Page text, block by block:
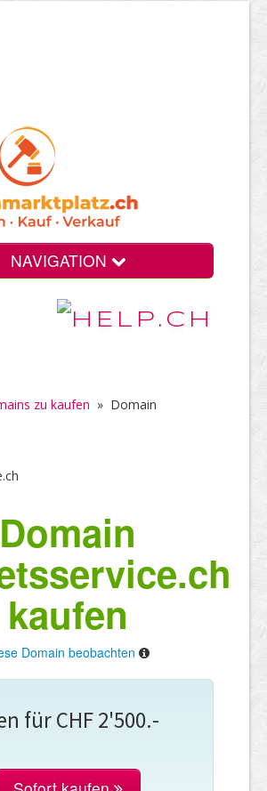
NAVIGATION
zu kaufen » Domain
Domain
kaufen
Domain beobachten
für CHF 2'500.-